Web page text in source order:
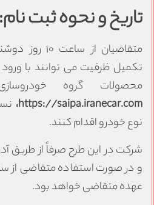
تاریخ و نحوه ثبت نام:
تکمیل ظرفیت می توانند با
محصولات گروه
https://saipa.iranecar.com،
نوع خودرو اقدام کنند.
شرکت در این طرح صرفاً از طریق
و در صورت استفاده متقاضی از
عهده متقاضی خواهد بود.